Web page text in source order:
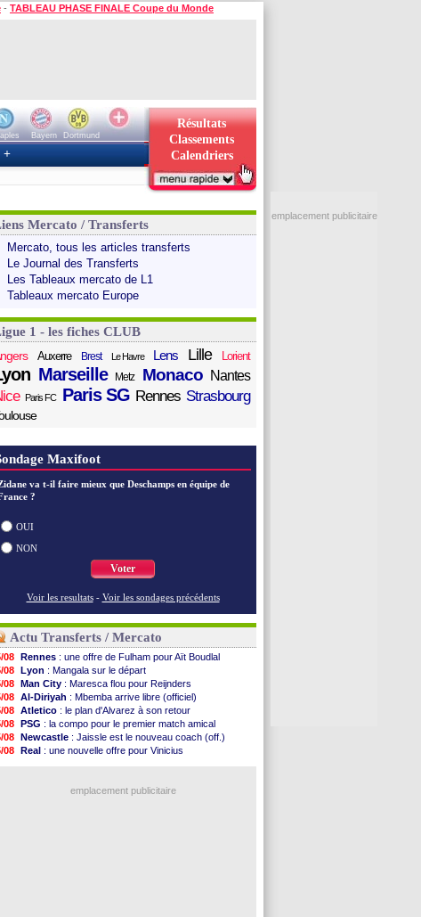
- TABLEAU PHASE FINALE Coupe du Monde
Bayern
Dortmund
Résultats
Classements
Calendriers
+
Mercato / Transferts
Mercato, tous les articles transferts
Le Journal des Transferts
Les Tableaux mercato de L1
Tableaux mercato Europe
1 - les fiches CLUB
Auxerre Brest Le Havre Lens Lille Lorient
Marseille Metz Monaco Nantes
Paris FC Paris SG Rennes Strasbourg
Maxifoot
va t-il faire mieux que Deschamps en équipe de
?
OUI
NON
Voter
Voir les resultats - Voir les sondages précédents
Actu Transferts / Mercato
08 Rennes : une offre de Fulham pour Aït Boudlal
08 Lyon : Mangala sur le départ
08 Man City : Maresca flou pour Reijnders
08 Al-Diriyah : Mbemba arrive libre (officiel)
08 Atletico : le plan d'Alvarez à son retour
08 PSG : la compo pour le premier match amical
08 Newcastle : Jaissle est le nouveau coach (off.)
08 Real : une nouvelle offre pour Vinicius
: Diomandé arrive pour 140 M€ !
emplacement publicitaire
emplacement publicitaire